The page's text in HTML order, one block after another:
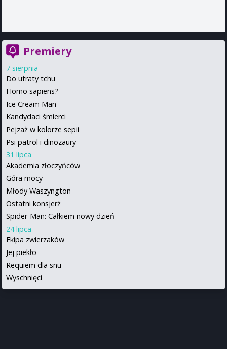
Premiery
7 sierpnia
Do utraty tchu
Homo sapiens?
Ice Cream Man
Kandydaci śmierci
Pejzaż w kolorze sepii
Psi patrol i dinozaury
31 lipca
Akademia złoczyńców
Góra mocy
Młody Waszyngton
Ostatni konsjerż
Spider-Man: Całkiem nowy dzień
24 lipca
Ekipa zwierzaków
Jej piekło
Requiem dla snu
Wyschnięci